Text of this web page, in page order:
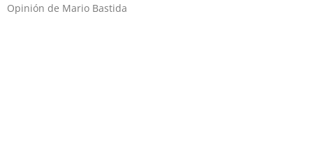
Opinión de Mario Bastida